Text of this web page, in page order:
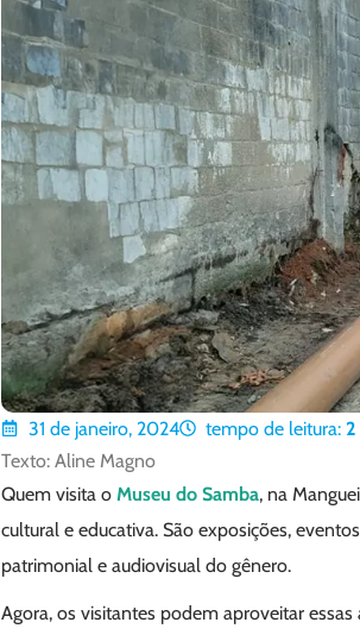
31 de janeiro, 2024 tempo de leitura: 2
Texto: Aline Magno
Quem visita o Museu do Samba, na
cultural e educativa. São exposições,
patrimonial e audiovisual do gênero.
Agora, os visitantes podem aproveitar